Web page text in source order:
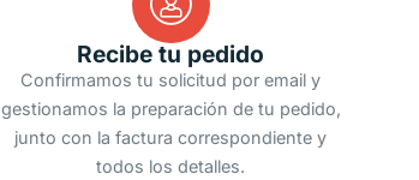
Recibe tu pedido
Confirmamos tu solicitud por email y
gestionamos la preparación de tu pedido,
junto con la factura correspondiente y
todos los detalles.